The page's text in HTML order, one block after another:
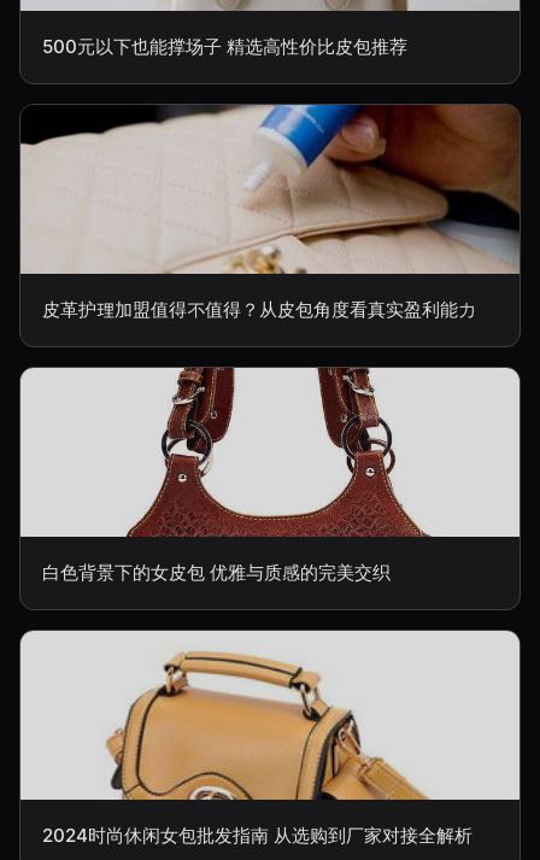
500元以下也能撑场子 精选高性价比皮包推荐
皮革护理加盟值得不值得？从皮包角度看真实盈利能力
白色背景下的女皮包 优雅与质感的完美交织
2024时尚休闲女包批发指南 从选购到厂家对接全解析